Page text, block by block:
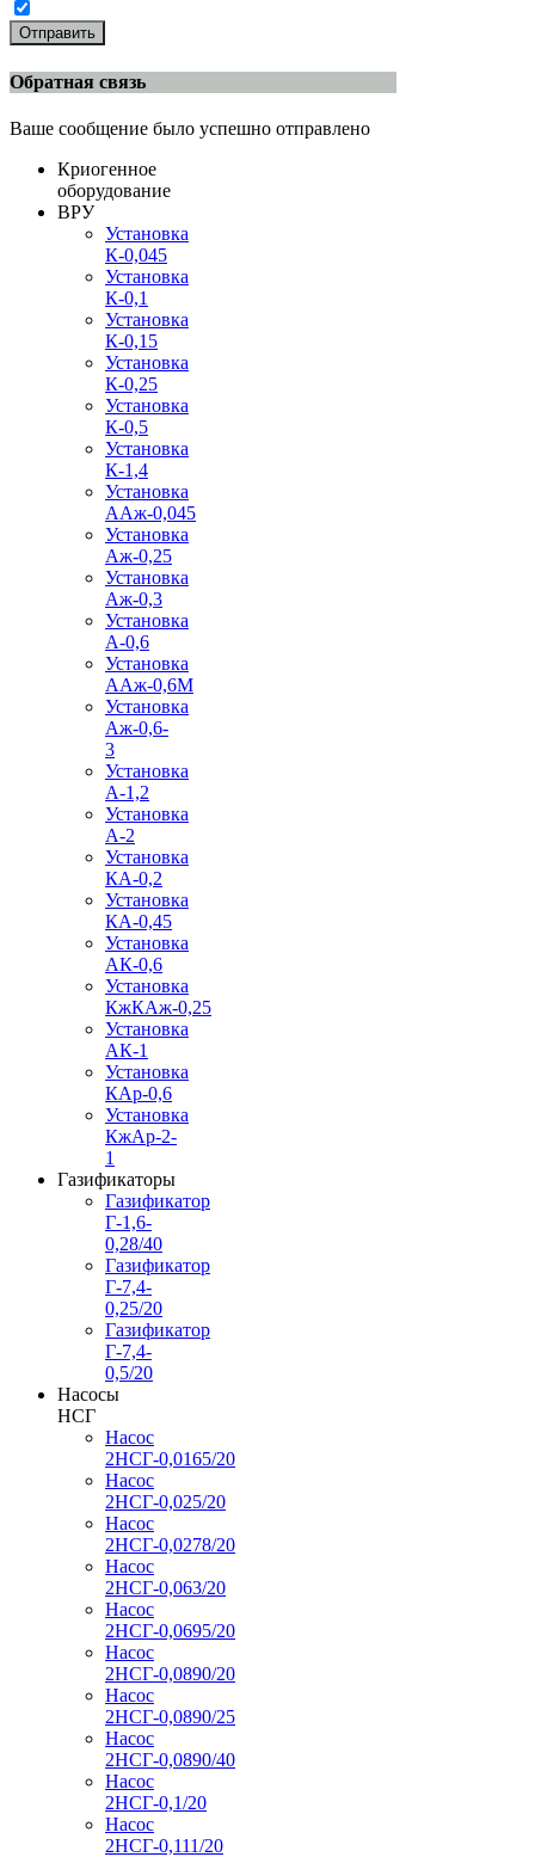
Отправить
Обратная связь
Ваше сообщение было успешно отправлено
Криогенное
оборудование
ВРУ
Установка
К-0,045
Установка
К-0,1
Установка
К-0,15
Установка
К-0,25
Установка
К-0,5
Установка
К-1,4
Установка
ААж-0,045
Установка
Аж-0,25
Установка
Аж-0,3
Установка
А-0,6
Установка
ААж-0,6М
Установка
Аж-0,6-
3
Установка
А-1,2
Установка
А-2
Установка
КА-0,2
Установка
КА-0,45
Установка
АК-0,6
Установка
КжКАж-0,25
Установка
АК-1
Установка
КАр-0,6
Установка
КжАр-2-
1
Газификаторы
Газификатор
Г-1,6-
0,28/40
Газификатор
Г-7,4-
0,25/20
Газификатор
Г-7,4-
0,5/20
Насосы
НСГ
Насос
2НСГ-0,0165/20
Насос
2НСГ-0,025/20
Насос
2НСГ-0,0278/20
Насос
2НСГ-0,063/20
Насос
2НСГ-0,0695/20
Насос
2НСГ-0,0890/20
Насос
2НСГ-0,0890/25
Насос
2НСГ-0,0890/40
Насос
2НСГ-0,1/20
Насос
2НСГ-0,111/20